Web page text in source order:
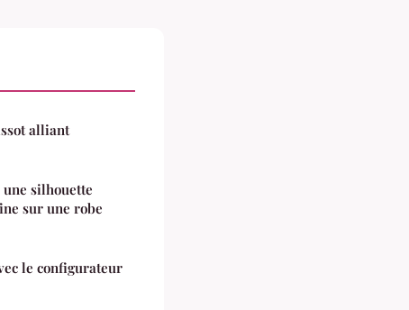
alliant
silhouette
sur une robe
le configurateur